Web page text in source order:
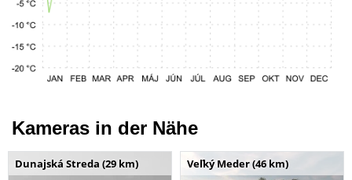
Kameras in der Nähe
Dunajská Streda (29 km) Veľký Meder (46 km)